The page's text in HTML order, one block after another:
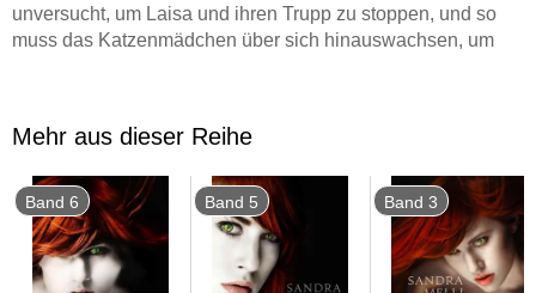
unversucht, um Laisa und ihren Trupp zu stoppen, und so
muss das Katzenmädchen über sich hinauswachsen, um
Mehr aus dieser Reihe
Band 6 Band 5 Band 3